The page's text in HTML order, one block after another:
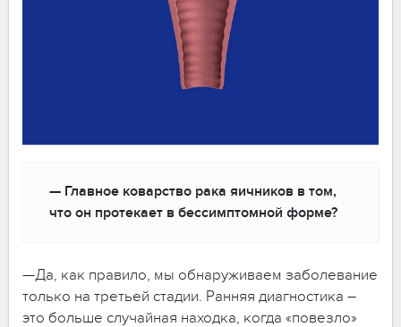
— Главное коварство рака яичников в том,
что он протекает в бессимптомной форме?
—Да, как правило, мы обнаруживаем заболевание
только на третьей стадии. Ранняя диагностика –
это больше случайная находка, когда «повезло»